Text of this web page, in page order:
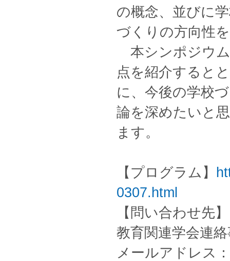
の概念、並びに
づくりの方向性
本シンポジウム
点を紹介すると
に、今後の学校
論を深めたいと
ます。
【プログラム】
0307.html
【問い合わせ先】
教育関連学会連
メールアドレス